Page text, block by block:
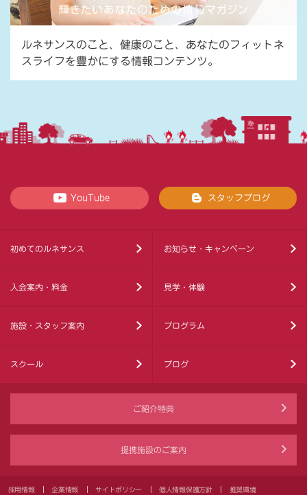
ルネサンスのこと、健康のこと、あなたのフィットネ
スライフを豊かにする情報コンテンツ。
YouTube スタッフブログ
初めてのルネサンス お知らせ・キャンペーン
入会案内・料金 見学・体験
施設・スタッフ案内 プログラム
スクール ブログ
ご紹介特典
提携施設のご案内
採用情報 企業情報 サイトポリシー 個人情報保護方針 推奨環境